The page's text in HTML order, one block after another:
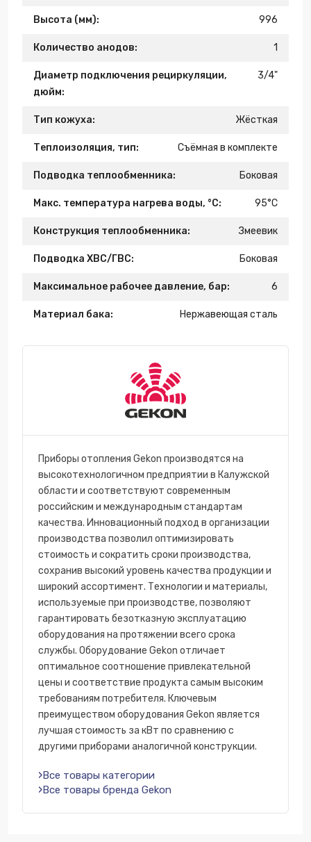
Высота (мм): 996
Количество анодов: 1
Диаметр подключения рециркуляции,
дюйм:
3/4"
Тип кожуха: Жёсткая
Теплоизоляция, тип: Съёмная в комплекте
Подводка теплообменника: Боковая
Макс. температура нагрева воды, °С: 95°С
Конструкция теплообменника: Змеевик
Подводка ХВС/ГВС: Боковая
Максимальное рабочее давление, бар: 6
Материал бака: Нержавеющая сталь
Приборы отопления Gekon производятся на
высокотехнологичном предприятии в Калужской
области и соответствуют современным
российским и международным стандартам
качества. Инновационный подход в организации
производства позволил оптимизировать
стоимость и сократить сроки производства,
сохранив высокий уровень качества продукции и
широкий ассортимент. Технологии и материалы,
используемые при производстве, позволяют
гарантировать безотказную эксплуатацию
оборудования на протяжении всего срока
службы. Оборудование Gekon отличает
оптимальное соотношение привлекательной
цены и соответствие продукта самым высоким
требованиям потребителя. Ключевым
преимуществом оборудования Gekon является
лучшая стоимость за кВт по сравнению с
другими приборами аналогичной конструкции.
Все товары категории
Все товары бренда Gekon